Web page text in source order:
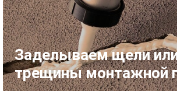
Заделываем щели
трещины монтажной